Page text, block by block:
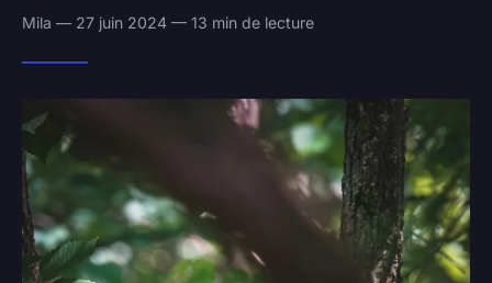
Mila — 27 juin 2024 — 13 min de lecture